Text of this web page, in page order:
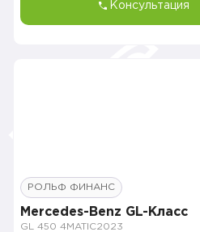
Консультация
РОЛЬФ ФИНАНС
Mercedes-Benz GL-Класс
GL 450 4MATIC2023